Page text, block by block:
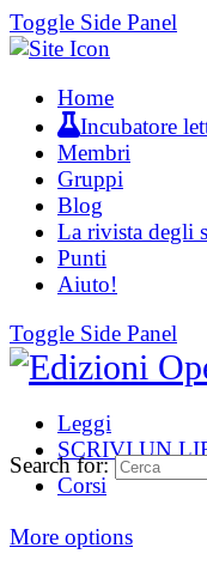
Toggle Side Panel
Home
Incubatore
Membri
Gruppi
Blog
La rivista degli
Punti
Aiuto!
Toggle Side Panel
Leggi
SCRIVI UN
Corsi
More options
Search for: